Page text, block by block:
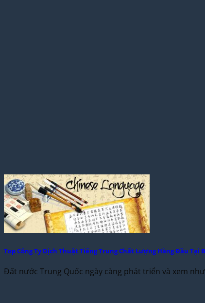
Top Công Ty Dịch Thuật Tiếng Trung Chất Lượng Hàng Đầu Tại
Đất nước Trung Quốc ngày càng phát triển và xem